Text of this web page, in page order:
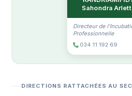
Sahondra
Directeur de
Professionnelle
034 11 192 69
DIRECTIONS RATTACHÉES AU